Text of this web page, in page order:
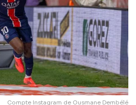
Compte Instagram de Ousmane Dembélé